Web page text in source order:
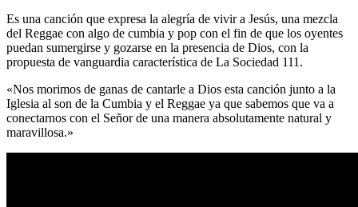
Es una canción que expresa la alegría de vivir a Jesús, una mezcla
del Reggae con algo de cumbia y pop con el fin de que los oyentes
puedan sumergirse y gozarse en la presencia de Dios, con la
propuesta de vanguardia característica de La Sociedad 111.
«Nos morimos de ganas de cantarle a Dios esta canción junto a la
Iglesia al son de la Cumbia y el Reggae ya que sabemos que va a
conectarnos con el Señor de una manera absolutamente natural y
maravillosa.»